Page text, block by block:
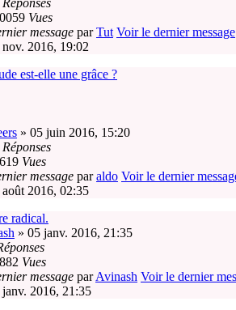
Vues
message parTut Voir le dernier message
nov. 2016, 19:02
est-elle une grâce ?
» 05 juin 2016, 15:20
Réponses
Vues
message paraldo Voir le dernier
août 2016, 02:35
radical.
» 05 janv. 2016, 21:35
Vues
message parAvinash Voir le dernier
janv. 2016, 21:35